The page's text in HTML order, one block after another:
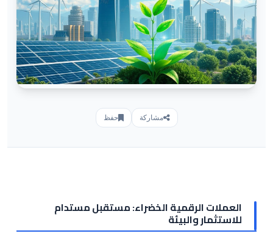
مشاركة حفظ
العملات الرقمية الخضراء: مستقبل مستدام
للاستثمار والبيئة